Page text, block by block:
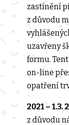
zastínění
z důvodu
uzavřeny
formu.
on-line
opatření
2021 – 1.3.
z důvodu